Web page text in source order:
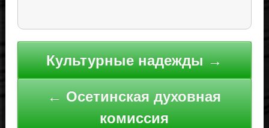
Навигация
по
записям
Культурные надежды →
← Осетинская духовная
комиссия